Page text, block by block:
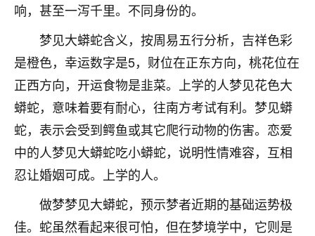
响，甚至一泻千里。不同身份的。
梦见大蟒蛇含义，按周易五行分析，吉祥色彩
是橙色，幸运数字是5，财位在正东方向，桃花位在
正西方向，开运食物是韭菜。上学的人梦见花色大
蟒蛇，意味着要有耐心，往南方考试有利。梦见蟒
蛇，表示会受到鳄鱼或其它爬行动物的伤害。恋爱
中的人梦见大蟒蛇吃小蟒蛇，说明性情难容，互相
忍让婚姻可成。上学的人。
做梦梦见大蟒蛇，预示梦者近期的基础运势极
佳。蛇虽然看起来很可怕，但在梦境学中，它则是
12小时前 来自北京
心心相印
我身体不太好，总是病病殃殃的，去检查又没什么大
问题，反正就是不舒服。中医西医看遍了，找不到问
题，后来无意中看到有人推荐慧来老师，跟老师聊过
之后，心情豁然开朗，也听老师建议，处理了一些因
果问题。今年以来，身体比以前好多，主要是心情好
了，老师说境随心转，现在深有体会了。
鹿森：是的，其实跟老师聊过之后，最大的感
触，首先就是心态会变好，万般皆是命，半点
不由人！